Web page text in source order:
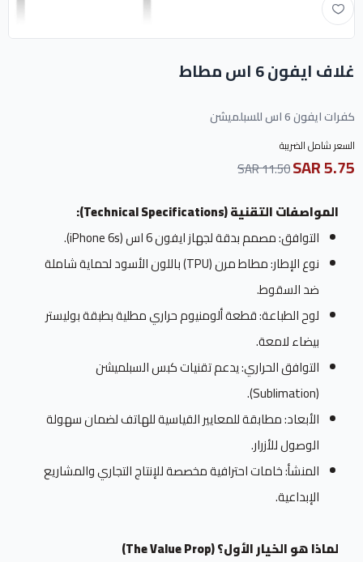
غلاف ايفون 6 اس مطاط
كفرات ايفون 6 اس للسبلميشن
السعر شامل الضريبة
5.75 SAR
11.50 SAR
المواصفات التقنية (Technical Specifications):
التوافق: مصمم بدقة لجهاز ايفون 6 اس (iPhone 6s).
نوع الإطار: مطاط مرن (TPU) باللون الأسود لحماية شاملة
ضد السقوط.
لوح الطباعة: قطعة ألومنيوم حراري مطلية بطبقة بوليستر
بيضاء لامعة.
التوافق الحراري: يدعم تقنيات كبس السبلميشن
(Sublimation).
الأبعاد: مطابقة للمعايير القياسية للهاتف لضمان سهولة
الوصول للأزرار.
المنشأ: خامات احترافية مخصصة للإنتاج التجاري والمشاريع
الإبداعية.
لماذا هو الخيار الأول؟ (The Value Prop)